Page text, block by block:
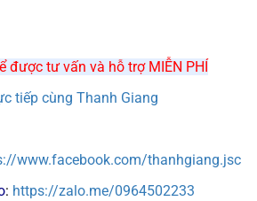
được tư vấn và hỗ trợ MIỄN PHÍ
tiếp cùng Thanh Giang
www.facebook.com/thanhgiang.jsc
: https://zalo.me/0964502233